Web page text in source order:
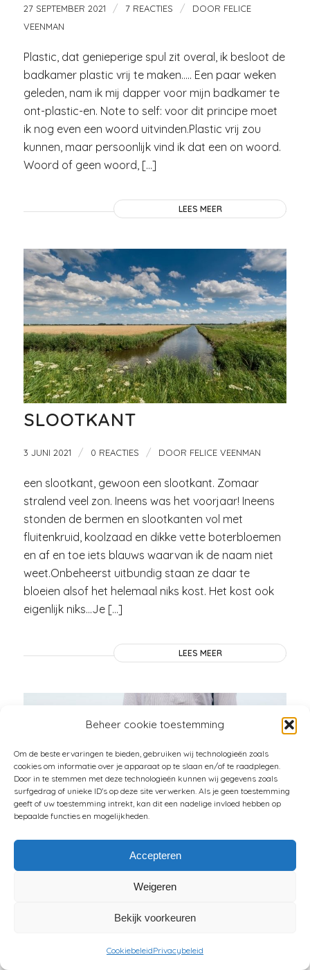
Beheer cookie toestemming
Om de beste ervaringen te bieden, gebruiken wij technologieën zoals
cookies om informatie over je apparaat op te slaan en/of te raadplegen.
Door in te stemmen met deze technologieën kunnen wij gegevens zoals
surfgedrag of unieke ID's op deze site verwerken. Als je geen toestemming
geeft of uw toestemming intrekt, kan dit een nadelige invloed hebben op
bepaalde functies en mogelijkheden.
Accepteren
Weigeren
Bekijk voorkeuren
CookiebeleidPrivacybeleid
27 SEPTEMBER 2021 / 7 REACTIES / DOOR FELICE
VEENMAN
Plastic, dat genieperige spul zit overal, ik besloot de
badkamer plastic vrij te maken….. Een paar weken
geleden, nam ik mij dapper voor mijn badkamer te
ont-plastic-en. Note to self: voor dit principe moet
ik nog even een woord uitvinden.Plastic vrij zou
kunnen, maar persoonlijk vind ik dat een on woord.
Woord of geen woord, […]
LEES MEER
SLOOTKANT
3 JUNI 2021 / 0 REACTIES / DOOR FELICE VEENMAN
een slootkant, gewoon een slootkant. Zomaar
stralend veel zon. Ineens was het voorjaar! Ineens
stonden de bermen en slootkanten vol met
fluitenkruid, koolzaad en dikke vette boterbloemen
en af en toe iets blauws waarvan ik de naam niet
weet.Onbeheerst uitbundig staan ze daar te
bloeien alsof het helemaal niks kost. Het kost ook
eigenlijk niks…Je […]
LEES MEER
DIE GOEDE OUWE
SPIJKERBROEK